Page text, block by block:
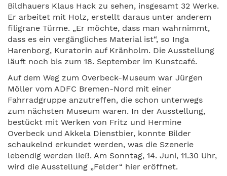
Bildhauers Klaus Hack zu sehen, insgesamt 32 Werke.
Er arbeitet mit Holz, erstellt daraus unter anderem
filigrane Türme. „Er möchte, dass man wahrnimmt,
dass es ein vergängliches Material ist“, so Inga
Harenborg, Kuratorin auf Kränholm. Die Ausstellung
läuft noch bis zum 18. September im Kunstcafé.
Auf dem Weg zum Overbeck-Museum war Jürgen
Möller vom ADFC Bremen-Nord mit einer
Fahrradgruppe anzutreffen, die schon unterwegs
zum nächsten Museum waren. In der Ausstellung,
bestückt mit Werken von Fritz und Hermine
Overbeck und Akkela Dienstbier, konnte Bilder
schaukelnd erkundet werden, was die Szenerie
lebendig werden ließ. Am Sonntag, 14. Juni, 11.30 Uhr,
wird die Ausstellung „Felder“ hier eröffnet.